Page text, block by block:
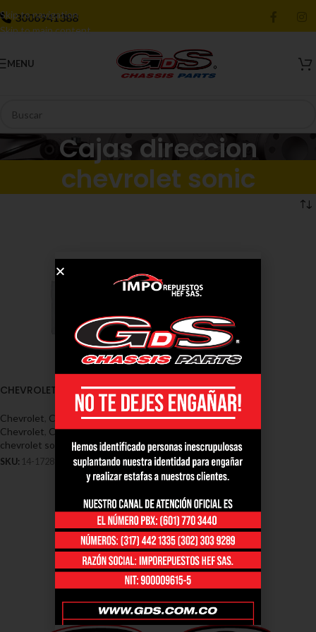
Skip to navigation
Skip to main content
3006941388
MENU
Cajas direccion
chevrolet sonic
CHEVROLETSONIC2012-2016
Chevrolet Cajas de dirección -
Chevrolet Cajas direccion
chevrolet sonic
SKU: 14-1728